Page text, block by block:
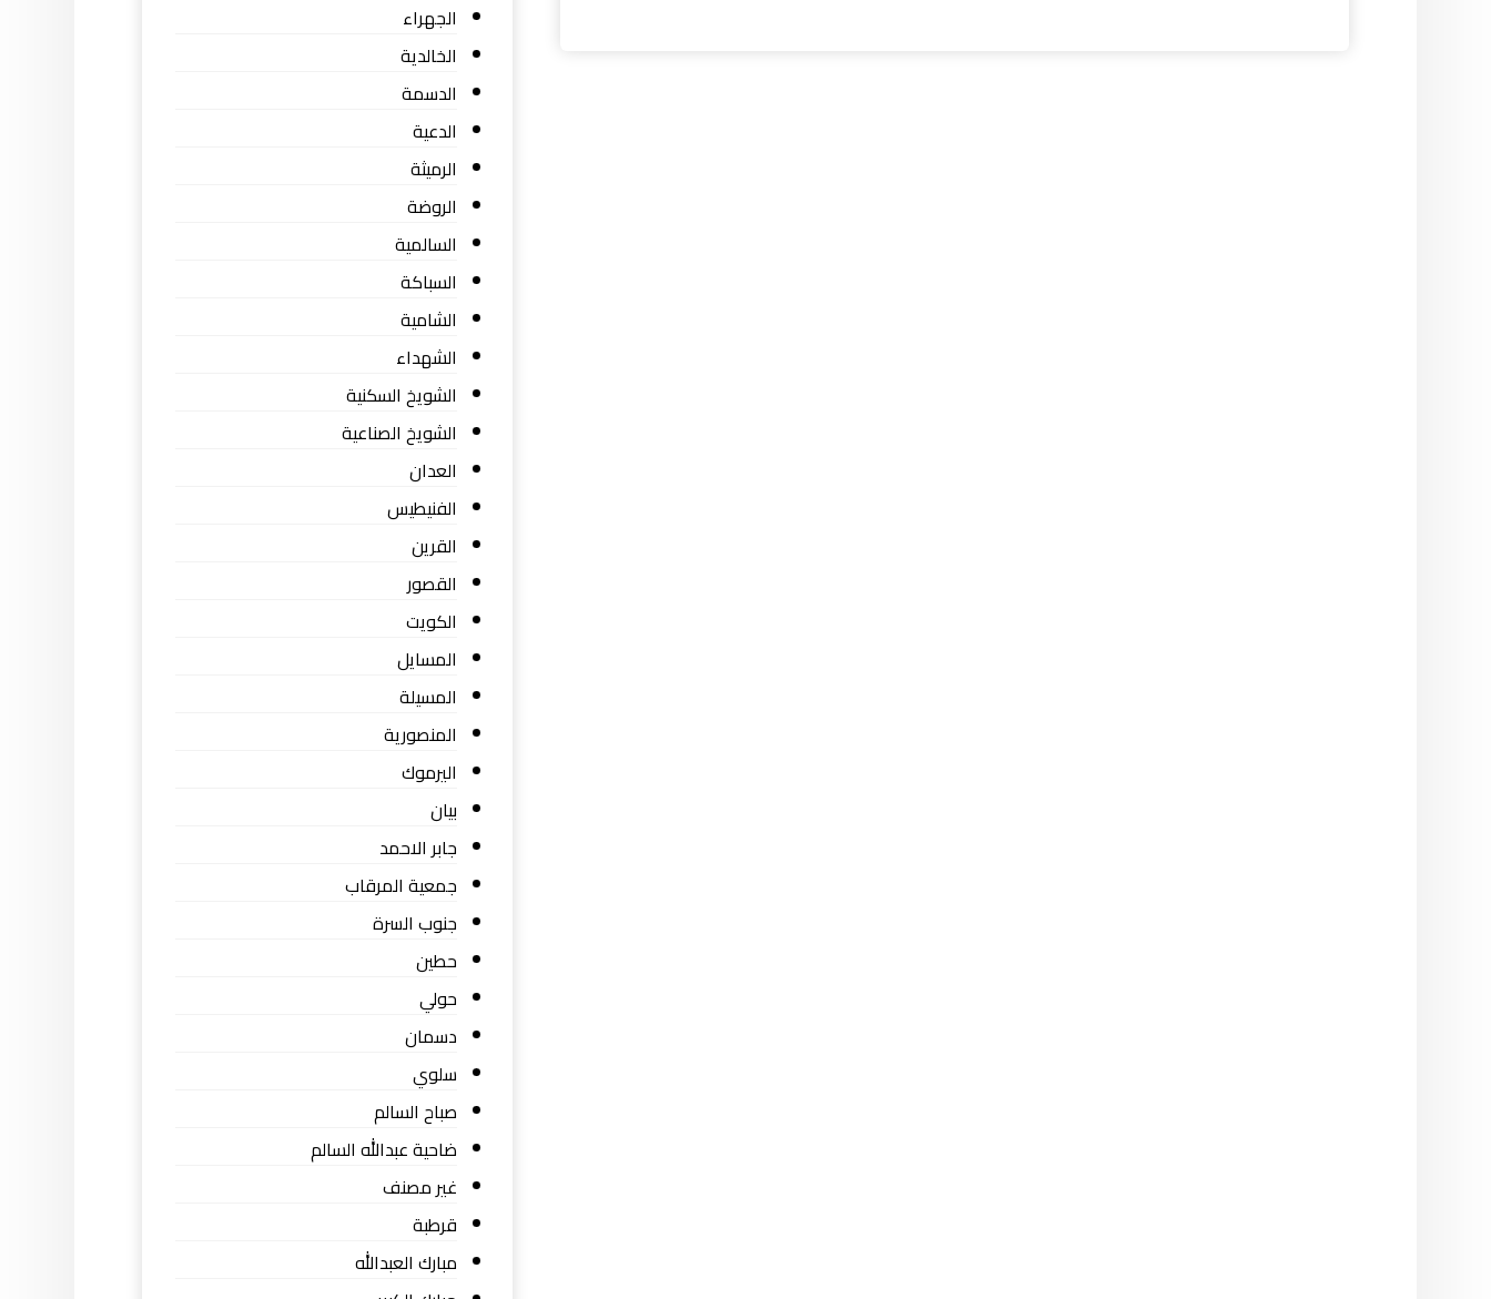
الجهراء
الخالدية
الدسمة
الدعية
الرميثة
الروضة
السالمية
السباكة
الشامية
الشهداء
الشويخ السكنية
الشويخ الصناعية
العدان
الفنيطيس
القرين
القصور
الكويت
المسايل
المسيلة
المنصورية
اليرموك
بيان
جابر الاحمد
جمعية المرقاب
جنوب السرة
حطين
حولي
دسمان
سلوي
صباح السالم
ضاحية عبدالله السالم
غير مصنف
قرطبة
مبارك العبدالله